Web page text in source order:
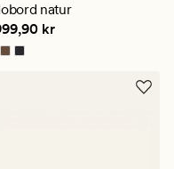
natur
2 999,90 kr
kr